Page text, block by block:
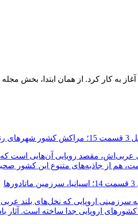
رنگی
عربی‌اش، مقصد رویایی آن‌هایی است
هم از جاذبه‌های متنوع این کشور
سرزمینی اروپایی که نخل‌های بلند
اروپایی جدا ساخته است. آثار